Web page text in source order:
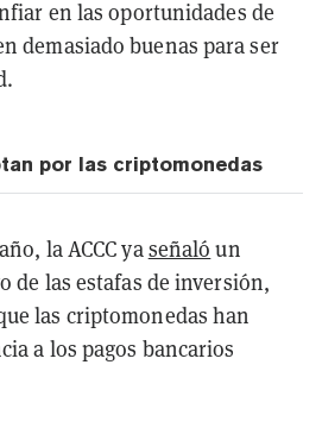
en las oportunidades de
demasiado buenas para ser
por las criptomonedas
la ACCC yaseñaló un
de las estafas de inversión,
las criptomonedas han
a los pagos bancarios